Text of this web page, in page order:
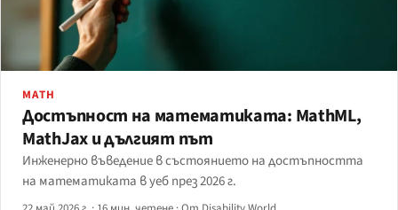
MATH
Достъпност на математиката: MathML,
MathJax и дългият път
Инженерно въведение в състоянието на достъпността
на математиката в уеб през 2026 г.